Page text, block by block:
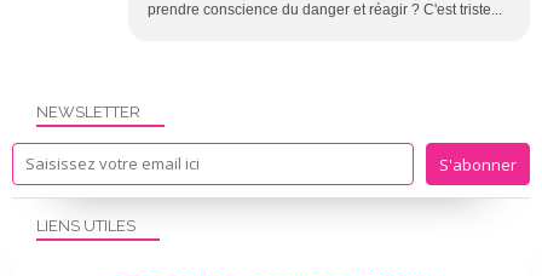
prendre conscience du danger et réagir ? C'est triste...
NEWSLETTER
LIENS UTILES